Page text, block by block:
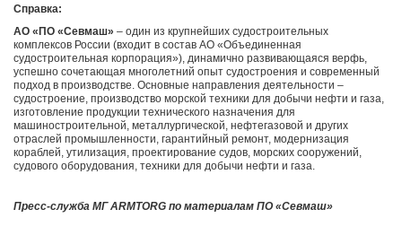
Справка:
АО «ПО «Cевмаш» – один из крупнейших судостроительных
комплексов России (входит в состав АО «Объединенная
судостроительная корпорация»), динамично развивающаяся верфь,
успешно сочетающая многолетний опыт судостроения и современный
подход в производстве. Основные направления деятельности –
судостроение, производство морской техники для добычи нефти и газа,
изготовление продукции технического назначения для
машиностроительной, металлургической, нефтегазовой и других
отраслей промышленности, гарантийный ремонт, модернизация
кораблей, утилизация, проектирование судов, морских сооружений,
судового оборудования, техники для добычи нефти и газа.
Пресс-служба МГ ARMTORG по материалам ПО «Cевмаш»